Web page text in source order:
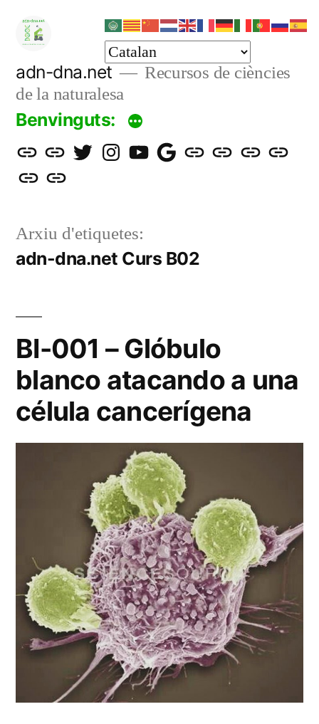
contingut
adn-dna.net
Recursos de ciències
de la naturalesa
Benvinguts:
Aula
virtual
dna
Blog
adn-
TwitterInstagram
YouTube
gmailScienceSantillana
Educamos
ClikEdu
epia Rellotge
Arxiu d'etiquetes:
adn-dna.net Curs B02
BI-001 – Glóbulo
blanco atacando a una
célula cancerígena